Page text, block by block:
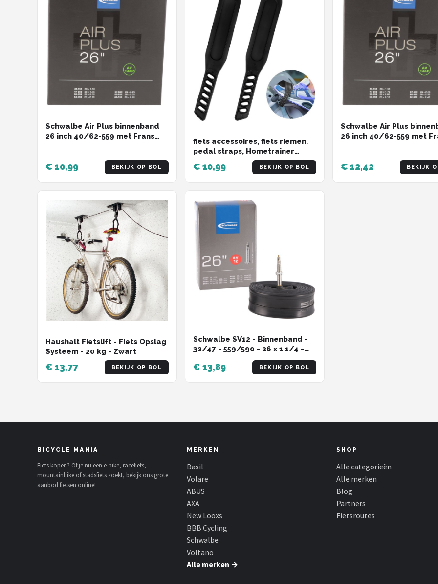
Schwalbe Air Plus binnenband
26 inch 40/62-559 met Frans
€ 10,99 BEKIJK OP BOL
fiets accessoires, fiets riemen,
pedal straps, Hometrainer
pedaalriemen 1 paar - rubberen
pedaalriemen - verstelbare
lengte universele pedaalriem -
rubberen antislip
hometraineronderdelen,
Krachtstationaccessoires
€ 10,99 BEKIJK OP BOL
Schwalbe Air Plus
26 inch 40/62-559 met
€ 12,42 BEKIJK
Haushalt Fietslift - Fiets Opslag
Systeem - 20 kg - Zwart
€ 13,77 BEKIJK OP BOL
Schwalbe SV12 - Binnenband -
32/47 - 559/590 - 26 x 1 1/4 -
1.9 inch - Frans Ventiel - 40 mm
€ 13,89 BEKIJK OP BOL
BICYCLE MANIA
Fiets kopen? Of je nu een e-bike, racefiets,
mountainbike of stadsfiets zoekt, bekijk ons grote
aanbod fietsen online!
MERKEN
Basil
Volare
ABUS
AXA
New Looxs
BBB Cycling
Schwalbe
Voltano
Alle merken →
SHOP
Alle categorieën
Alle merken
Blog
Partners
Fietsroutes